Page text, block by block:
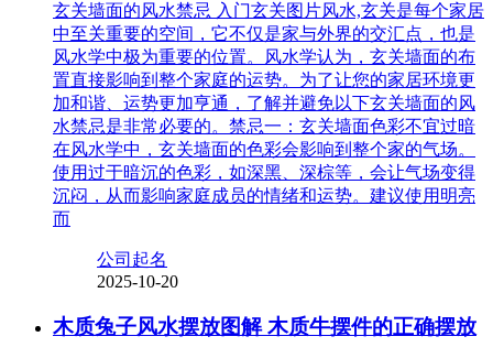
玄关墙面的风水禁忌 入门玄关图片风水,玄关是每个家居
中至关重要的空间，它不仅是家与外界的交汇点，也是
风水学中极为重要的位置。风水学认为，玄关墙面的布
置直接影响到整个家庭的运势。为了让您的家居环境更
加和谐、运势更加亨通，了解并避免以下玄关墙面的风
水禁忌是非常必要的。禁忌一：玄关墙面色彩不宜过暗
在风水学中，玄关墙面的色彩会影响到整个家的气场。
使用过于暗沉的色彩，如深黑、深棕等，会让气场变得
沉闷，从而影响家庭成员的情绪和运势。建议使用明亮
而
公司起名
2025-10-20
木质兔子风水摆放图解 木质牛摆件的正确摆放